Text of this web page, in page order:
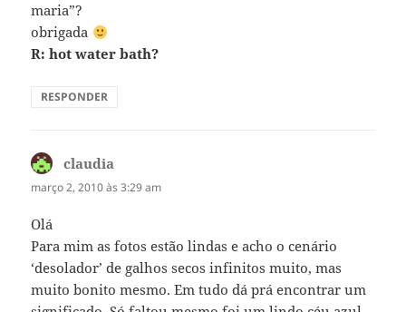
maria”?
obrigada
R: hot water bath?
RESPONDER
claudia
março 2, 2010 às 3:29 am
Olá
Para mim as fotos estão lindas e acho o cenário
‘desolador’ de galhos secos infinitos muito, mas
muito bonito mesmo. Em tudo dá prá encontrar um